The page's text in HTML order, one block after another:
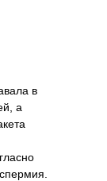
в
а